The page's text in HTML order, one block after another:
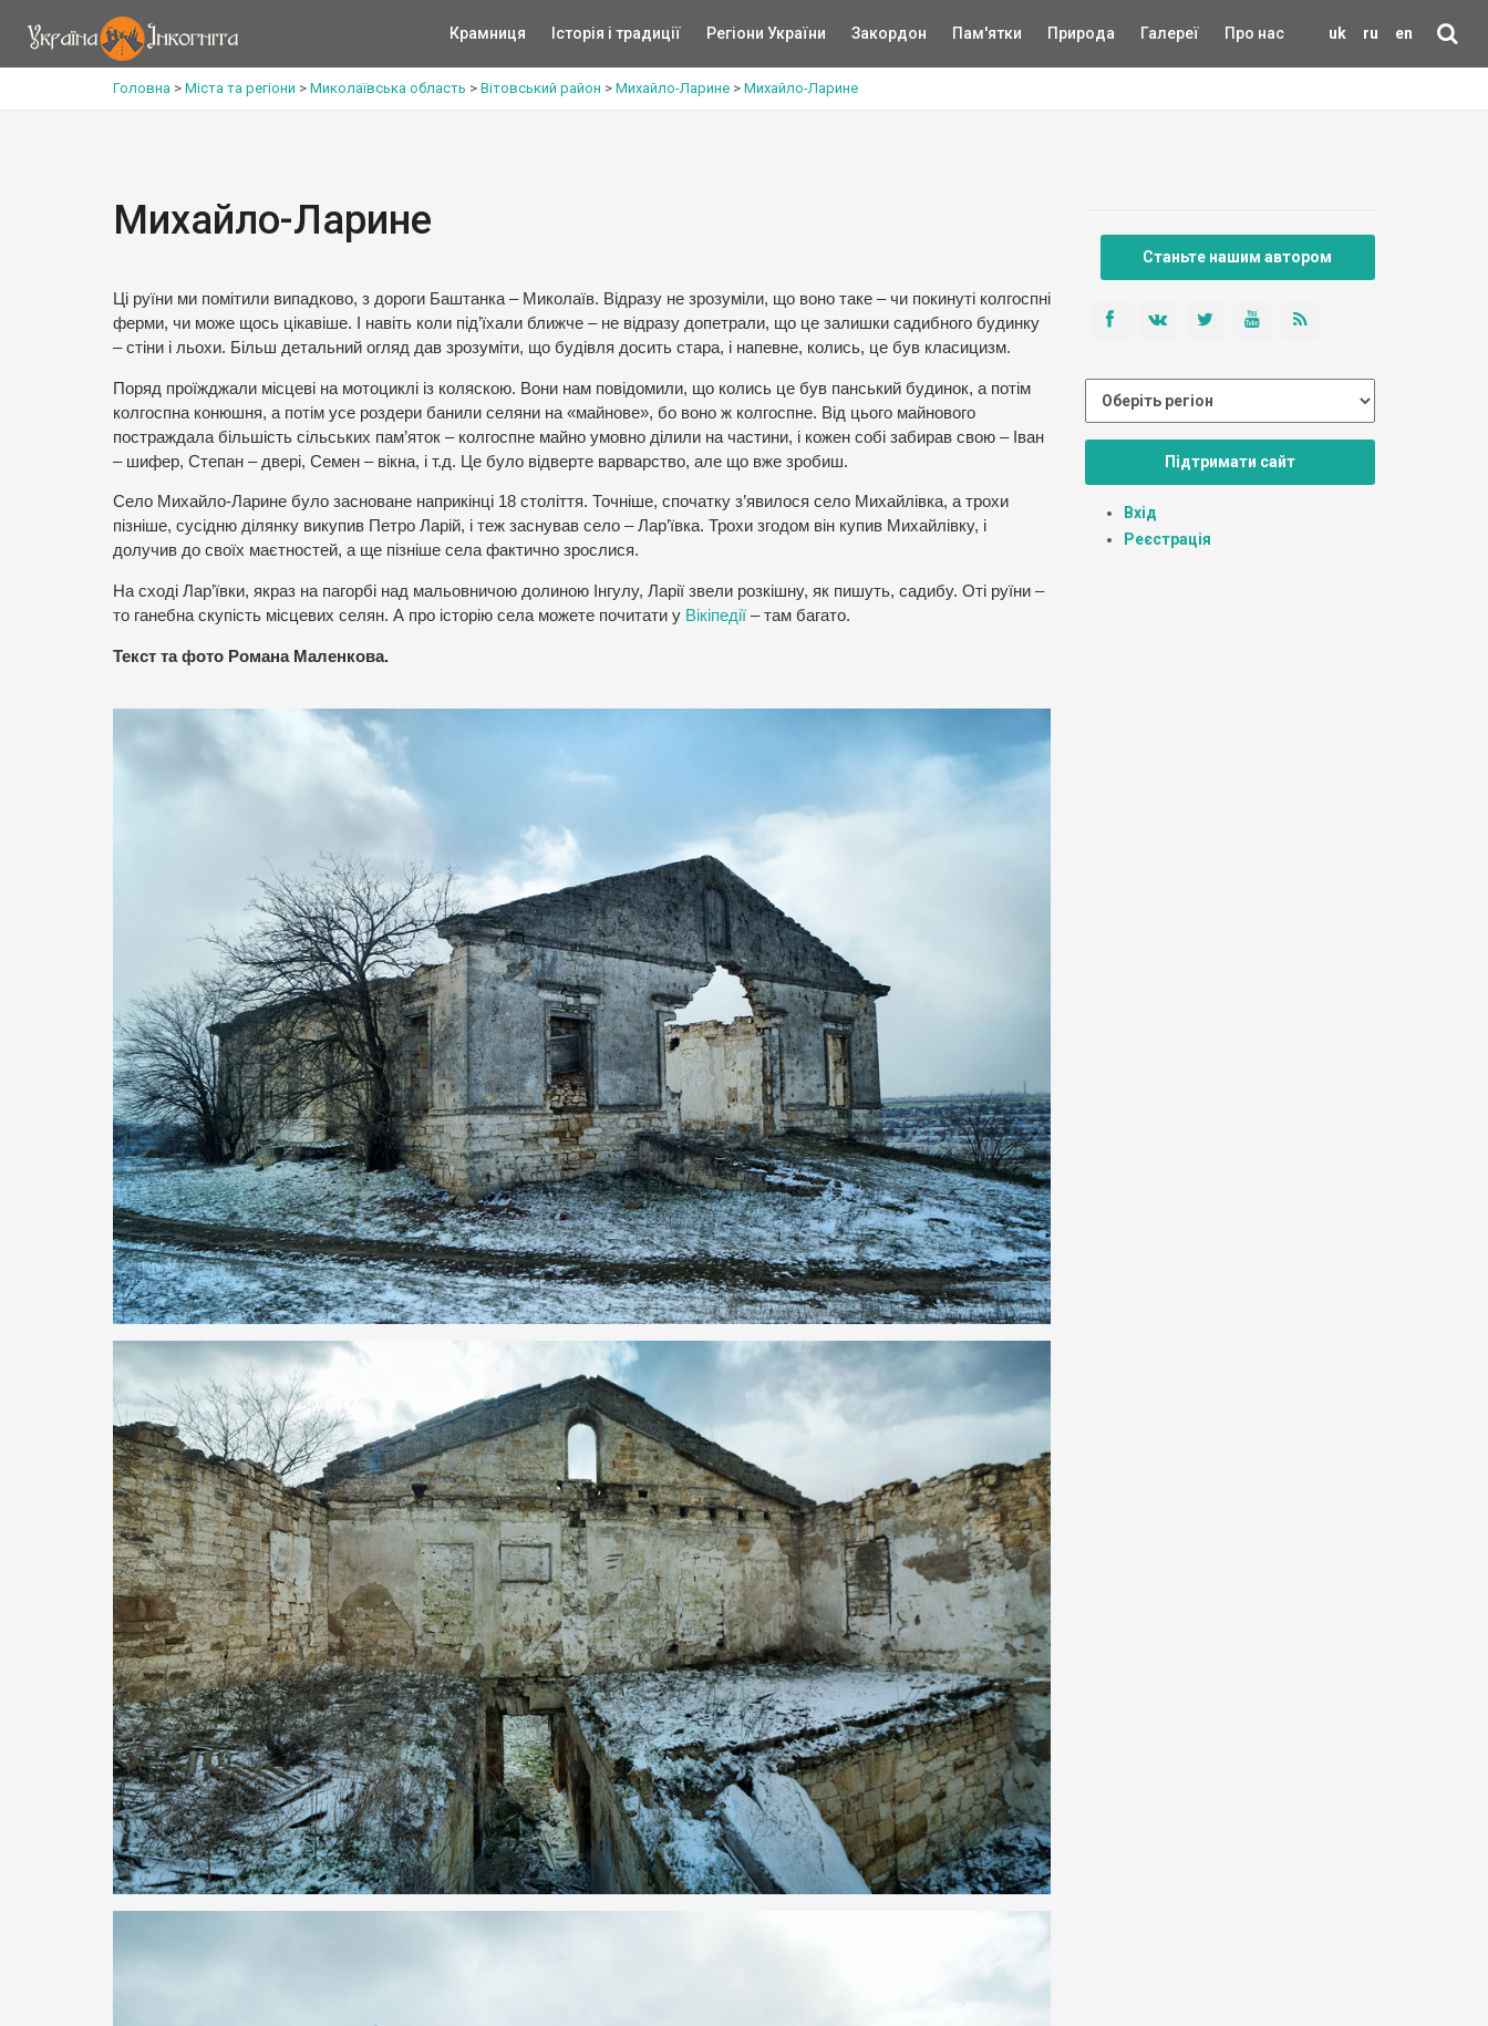
uk ru en
Крамниця Історія і традиції Регіони України Закордон Пам'ятки Природа Галереї Про нас
Головна > Міста та регіони > Миколаївська область > Вітовський район > Михайло-Ларине > Михайло-Ларине
Михайло-Ларине
Ці руїни ми помітили випадково, з дороги Баштанка – Миколаїв. Відразу не зрозуміли, що воно таке – чи покинуті колгоспні
ферми, чи може щось цікавіше. І навіть коли під’їхали ближче – не відразу допетрали, що це залишки садибного будинку
– стіни і льохи. Більш детальний огляд дав зрозуміти, що будівля досить стара, і напевне, колись, це був класицизм.
Поряд проїжджали місцеві на мотоциклі із коляскою. Вони нам повідомили, що колись це був панський будинок, а потім
колгоспна конюшня, а потім усе роздери банили селяни на «майнове», бо воно ж колгоспне. Від цього майнового
постраждала більшість сільських пам’яток – колгоспне майно умовно ділили на частини, і кожен собі забирав свою – Іван
– шифер, Степан – двері, Семен – вікна, і т.д. Це було відверте варварство, але що вже зробиш.
Село Михайло-Ларине було засноване наприкінці 18 століття. Точніше, спочатку з’явилося село Михайлівка, а трохи
пізніше, сусідню ділянку викупив Петро Ларій, і теж заснував село – Лар’ївка. Трохи згодом він купив Михайлівку, і
долучив до своїх маєтностей, а ще пізніше села фактично зрослися.
На сході Лар’ївки, якраз на пагорбі над мальовничою долиною Інгулу, Ларії звели розкішну, як пишуть, садибу. Оті руїни –
то ганебна скупість місцевих селян. А про історію села можете почитати у Вікіпедії – там багато.
Текст та фото Романа Маленкова.
Станьте нашим автором
Підтримати сайт
Вхід
Реєстрація